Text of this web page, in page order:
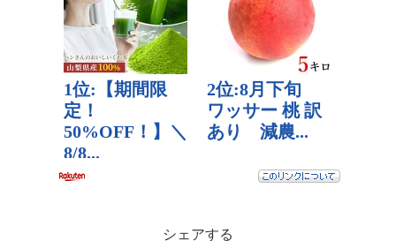
シェアする